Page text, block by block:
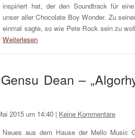
inspiriert hat, der den Soundtrack für
unser aller Chocolate Boy Wonder. Zu
einmal sagte, so wie Pete Rock sein zu
Weiterlesen
Dean –
2015 um 14:40 | Keine Kommentare
Neues aus dem Hause der Mello Music